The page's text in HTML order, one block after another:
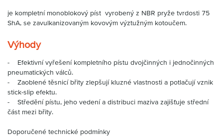
je kompletní monoblokový píst vyrobený z NBR pryže tvrdosti 75
ShA, se zavulkanizovaným kovovým výztužným kotoučem.
Výhody
- Efektivní vyřešení kompletního pístu dvojčinných i jednočinných
pneumatických válců.
- Zaoblené těsnicí břity zlepšují kluzné vlastnosti a potlačují vznik
stick-slip efektu.
- Středění pístu, jeho vedení a distribuci maziva zajišťuje střední
část mezi břity.
Doporučené technické podmínky